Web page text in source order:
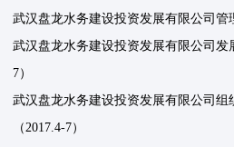
武汉盘龙水务建设投资发展有限公司管
武汉盘龙水务建设投资发展有限公司发
7）
武汉盘龙水务建设投资发展有限公司
（2017.4-7）